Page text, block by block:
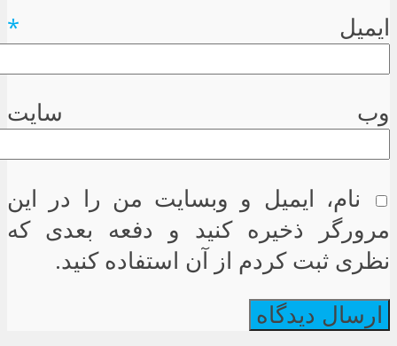
ایمیل *
وب سایت
نام، ایمیل و وبسایت من را در این
مرورگر ذخیره کنید و دفعه بعدی که
نظری ثبت کردم از آن استفاده کنید.